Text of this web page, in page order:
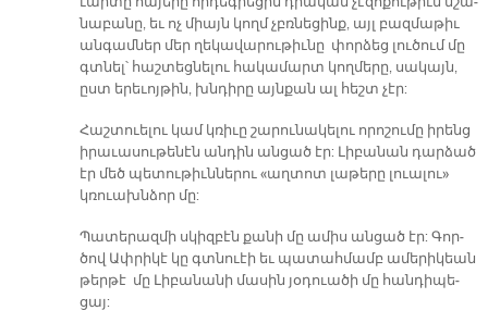
նա­բա­նը, եւ ոչ միայն կողմ չբռնե­ցինք, այլ բազ­մա­թիւ
ան­գամ­ներ մեր ղե­կա­վա­րու­թիւ­նը փոր­ձեց լու­ծում մը
գտնել՝ հաշ­տեց­նե­լու հա­կա­մարտ կող­մե­րը, սա­կայն,
ըստ ե­րե­ւոյ­թին, խնդի­րը այն­քան ալ հեշտ չէր:
Հաշ­տուե­լու կամ կռի­ւը շա­րու­նա­կե­լու ո­րո­շու­մը ի­րենց
ի­րա­ւա­սու­թե­նէն ան­դին ան­ցած էր: Լի­բա­նան դար­ձած
էր մեծ պե­տու­թիւն­նե­րու «աղ­տոտ լա­թե­րը լուա­լու»
կռուախն­ձոր մը:
Պա­տե­րազ­մի սկիզ­բէն քա­նի մը ա­միս ան­ցած էր: Գոր­
ծով Ափ­րի­կէ կը գտնուէի եւ պա­տահ­մամբ ա­մե­րի­կեան
թեր­թէ մը Լի­բա­նա­նի մա­սին յօ­դուա­ծի մը հան­դի­պե­
ցայ: